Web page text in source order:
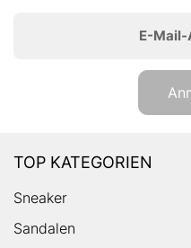
E-Mail-
TOP KATEGORIEN
Sneaker
Sandalen